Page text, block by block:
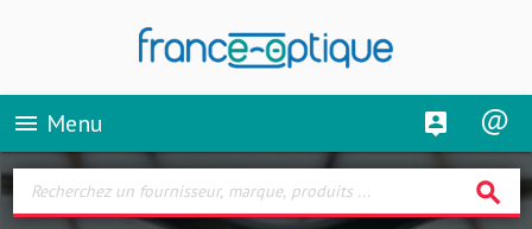
menu Menu
search